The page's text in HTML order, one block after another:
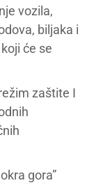
vozila,
biljaka i
će se
zaštite I
gora”